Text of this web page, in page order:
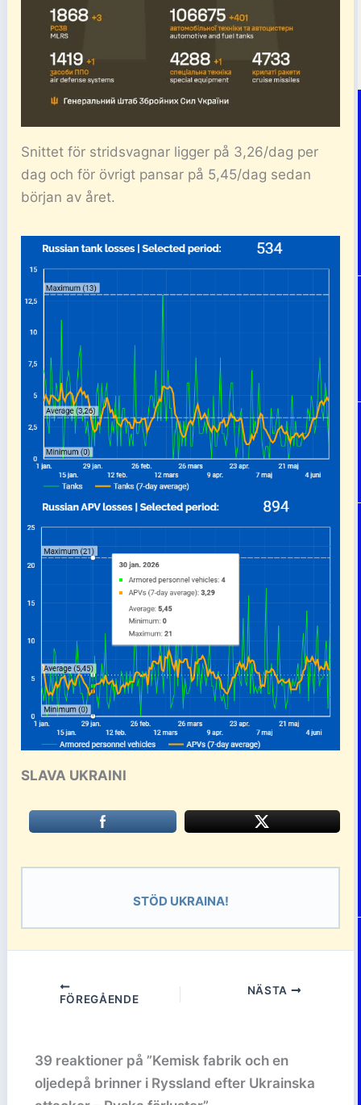
Snittet för stridsvagnar ligger på 3,26/dag per
dag och för övrigt pansar på 5,45/dag sedan
början av året.
SLAVA UKRAINI
STÖD UKRAINA!
FÖREGÅENDE
NÄSTA
39 reaktioner på ”Kemisk fabrik och en
oljedepå brinner i Ryssland efter Ukrainska